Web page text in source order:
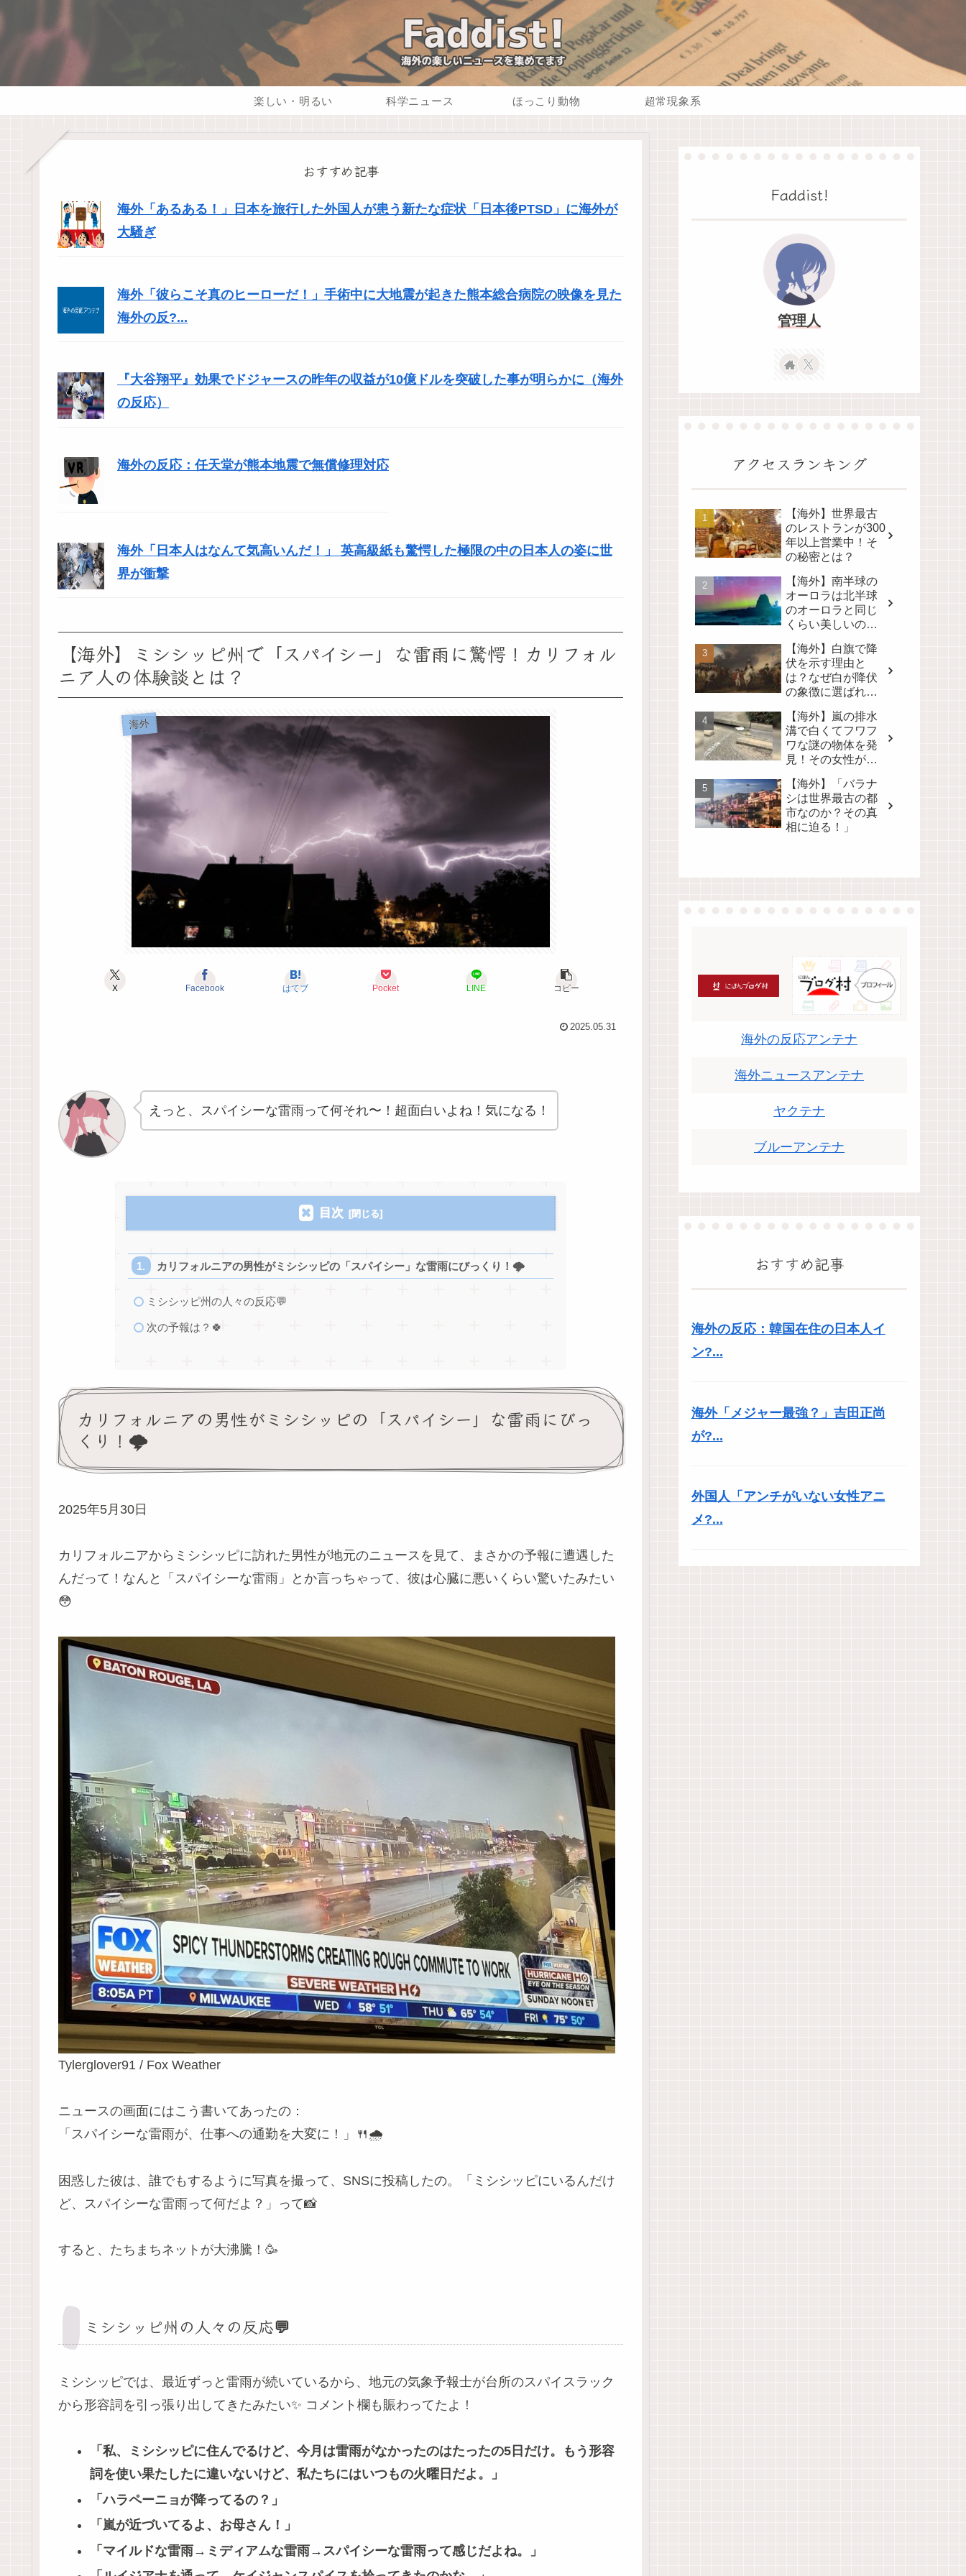
楽しい・明るい 科学ニュース ほっこり動物 超常現象系
おすすめ記事
海外「あるある！」日本を旅行した外国人が患う新たな症状「日本後PTSD」に海外が
大騒ぎ
海外「彼らこそ真のヒーローだ！」手術中に大地震が起きた熊本総合病院の映像を見た
海外の反?...
『大谷翔平』効果でドジャースの昨年の収益が10億ドルを突破した事が明らかに（海外
の反応）
海外の反応：任天堂が熊本地震で無償修理対応
海外「日本人はなんて気高いんだ！」 英高級紙も驚愕した極限の中の日本人の姿に世
界が衝撃
【海外】ミシシッピ州で「スパイシー」な雷雨に驚愕！カリフォル
ニア人の体験談とは？
海外
X Facebook はてブ Pocket LINE コピー
2025.05.31
えっと、スパイシーな雷雨って何それ〜！超面白いよね！気になる！
目次
カリフォルニアの男性がミシシッピの「スパイシー」な雷雨にびっくり！🌩️
ミシシッピ州の人々の反応💬
次の予報は？🍀
カリフォルニアの男性がミシシッピの「スパイシー」な雷雨にびっ
くり！🌩️
2025年5月30日
カリフォルニアからミシシッピに訪れた男性が地元のニュースを見て、まさかの予報に遭遇した
んだって！なんと「スパイシーな雷雨」とか言っちゃって、彼は心臓に悪いくらい驚いたみたい
😳
Tylerglover91 / Fox Weather
ニュースの画面にはこう書いてあったの：
「スパイシーな雷雨が、仕事への通勤を大変に！」🍴🌧️
困惑した彼は、誰でもするように写真を撮って、SNSに投稿したの。「ミシシッピにいるんだけ
ど、スパイシーな雷雨って何だよ？」って📸
すると、たちまちネットが大沸騰！🥳
ミシシッピ州の人々の反応💬
ミシシッピでは、最近ずっと雷雨が続いているから、地元の気象予報士が台所のスパイスラック
から形容詞を引っ張り出してきたみたい✨ コメント欄も賑わってたよ！
「私、ミシシッピに住んでるけど、今月は雷雨がなかったのはたったの5日だけ。もう形容
詞を使い果たしたに違いないけど、私たちにはいつもの火曜日だよ。」
「ハラペーニョが降ってるの？」
「嵐が近づいてるよ、お母さん！」
「マイルドな雷雨→ミディアムな雷雨→スパイシーな雷雨って感じだよね。」
Faddist!
管理人
アクセスランキング
【海外】世界最古
のレストランが300
年以上営業中！そ
の秘密とは？
【海外】南半球の
オーロラは北半球
のオーロラと同じ
くらい美しいの
る！
【海外】白旗で降
伏を示す理由と
は？なぜ白が降伏
の象徴に選ばれた
【海外】嵐の排水
溝で白くてフワフ
ワな謎の物体を発
見！その女性が取
【海外】「バラナ
シは世界最古の都
市なのか？その真
相に迫る！」
海外の反応アンテナ
海外ニュースアンテナ
ヤクテナ
ブルーアンテナ
おすすめ記事
海外の反応：韓国在住の日本人イ
ン?...
海外「メジャー最強？」吉田正尚
が?...
外国人「アンチがいない女性アニ
メ?...